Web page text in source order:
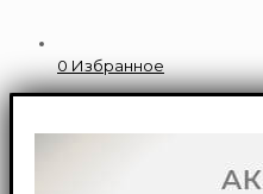
0 Избранное